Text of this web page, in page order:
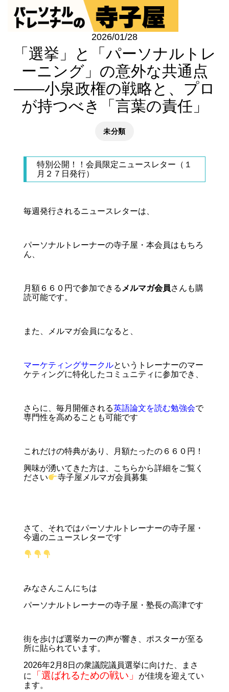
2026/01/28
「選挙」と「パーソナルトレ
ーニング」の意外な共通点
——小泉政権の戦略と、プロ
が持つべき「言葉の責任」
未分類
特別公開！！会員限定ニュースレター（１
月２７日発行）
毎週発行されるニュースレターは、
パーソナルトレーナーの寺子屋・本会員はもちろ
ん、
月額６６０円で参加できる メルマガ会員さんも購
読可能です。
また、メルマガ会員になると、
マーケティングサークルというトレーナーのマー
ケティングに特化したコミュニティに参加でき、
さらに、毎月開催される英語論文を読む勉強会で
専門性を高めることも可能です
これだけの特典があり、月額たったの６６０円！
興味が湧いてきた方は、こちらから詳細をご覧く
ださい
寺子屋メルマガ会員募集
さて、それではパーソナルトレーナーの寺子屋・
今週のニュースレターです
みなさんこんにちは
パーソナルトレーナーの寺子屋・塾長の高津です
街を歩けば選挙カーの声が響き、ポスターが至る
所に貼られています。
2026年2月8日の衆議院議員選挙に向けた、まさ
に
「選ばれるための戦い」
が佳境を迎えてい
ます。